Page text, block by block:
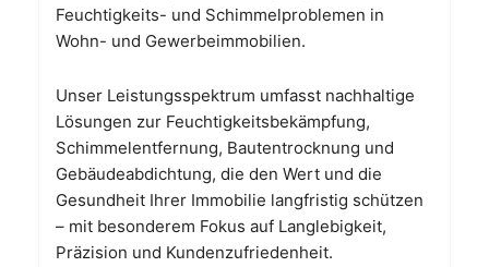
Feuchtigkeits- und Schimmelproblemen in
Wohn- und Gewerbeimmobilien.
Unser Leistungsspektrum umfasst nachhaltige
Lösungen zur Feuchtigkeitsbekämpfung,
Schimmelentfernung, Bautentrocknung und
Gebäudeabdichtung, die den Wert und die
Gesundheit Ihrer Immobilie langfristig schützen
– mit besonderem Fokus auf Langlebigkeit,
Präzision und Kundenzufriedenheit.